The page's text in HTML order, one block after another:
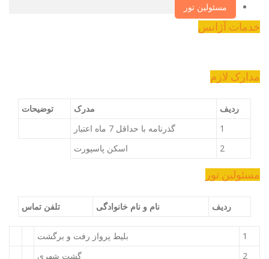
مسئولین تور
خدمات آژانس
مدارک لازم
ردیف مدرک
توضیحات
1
گذرنامه با حداقل 7 ماه اعتبار
2
اسکن پاسپورت
مسئولین تور
ردیف نام و نام خانوادگی تلفن تماس
1
بلیط پرواز رفت و برگشت
2
گشت شهری